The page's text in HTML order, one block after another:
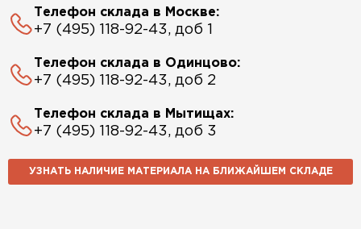
Телефон склада в Москве:
+7 (495) 118-92-43, доб 1
Телефон склада в Одинцово:
+7 (495) 118-92-43, доб 2
Телефон склада в Мытищах:
+7 (495) 118-92-43, доб 3
УЗНАТЬ НАЛИЧИЕ МАТЕРИАЛА НА БЛИЖАЙШЕМ СКЛАДЕ